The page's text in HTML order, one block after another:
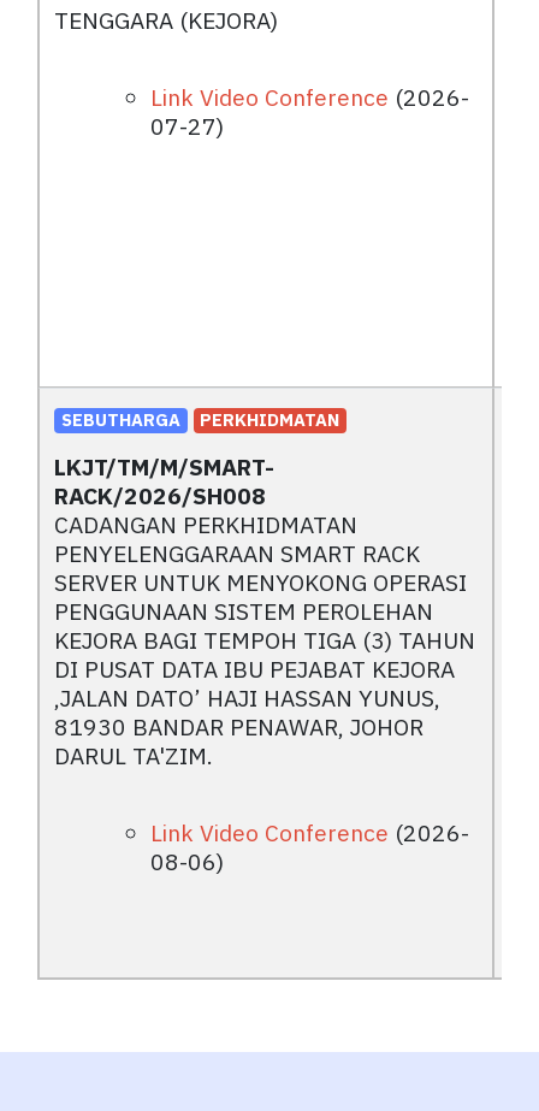
TENGGARA (KEJORA)
Link Video Conference (2026-
07-27)
SEBUTHARGA PERKHIDMATAN
LKJT/TM/M/SMART-
RACK/2026/SH008
CADANGAN PERKHIDMATAN
PENYELENGGARAAN SMART RACK
SERVER UNTUK MENYOKONG OPERASI
PENGGUNAAN SISTEM PEROLEHAN
KEJORA BAGI TEMPOH TIGA (3) TAHUN
DI PUSAT DATA IBU PEJABAT KEJORA
,JALAN DATO’ HAJI HASSAN YUNUS,
81930 BANDAR PENAWAR, JOHOR
DARUL TA'ZIM.
Link Video Conference (2026-
08-06)